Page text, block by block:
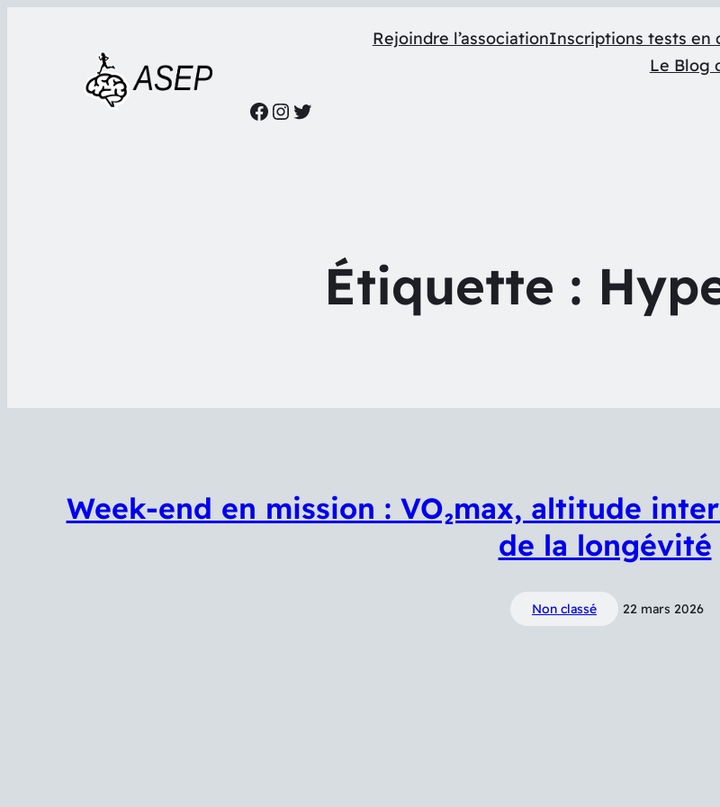
Rejoindre l’associationInscriptions tests en
Le Blog
Facebook
Instagram
Twitter
Étiquette :
Week-end en mission : VO₂max, altitude
de la longévité
Non classé 22 mars 2026